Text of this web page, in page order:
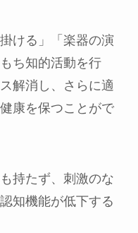
ける」「楽器の演
ち知的活動を行
解消し、さらに適
康を保つことがで
持たず、刺激のな
知機能が低下する